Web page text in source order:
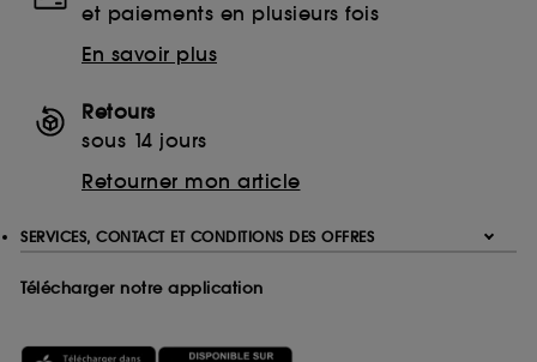
et paiements en plusieurs fois
En savoir plus
Retours
sous 14 jours
Retourner mon article
SERVICES, CONTACT ET CONDITIONS DES OFFRES
Télécharger notre application